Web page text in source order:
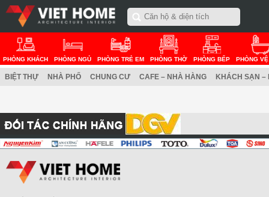
PHÒNG KHÁCH PHÒNG NGỦ PHÒNG TRẺ EM PHÒNG THỜ PHÒNG BẾP PHÒNG
BIỆT THỰ NHÀ PHỐ CHUNG CƯ CAFE – NHÀ HÀNG KHÁCH SẠN –